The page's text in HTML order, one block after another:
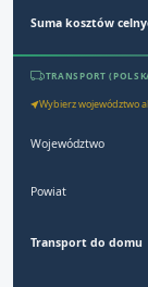
Suma kosztów
TRANSPORT
Wybierz województwo
Województwo
Powiat
Transport do domu